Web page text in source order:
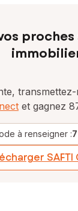
transmettez-
et gagnez
à renseigner :